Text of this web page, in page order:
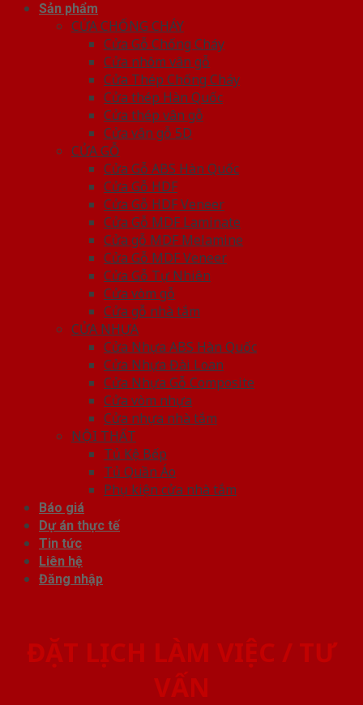
Sản phẩm
CỬA CHỐNG CHÁY
Cửa Gỗ Chống Cháy
Cửa nhôm vân gỗ
Cửa Thép Chống Cháy
Cửa thép Hàn Quốc
Cửa thép vân gỗ
Cửa vân gỗ 5D
CỬA GỖ
Cửa Gỗ ABS Hàn Quốc
Cửa Gỗ HDF
Cửa Gỗ HDF Veneer
Cửa Gỗ MDF Laminate
Cửa gỗ MDF Melamine
Cửa Gỗ MDF Veneer
Cửa Gỗ Tự Nhiên
Cửa vòm gỗ
Cửa gỗ nhà tắm
CỬA NHỰA
Cửa Nhựa ABS Hàn Quốc
Cửa Nhựa Đài Loan
Cửa Nhựa Gỗ Composite
Cửa vòm nhựa
Cửa nhựa nhà tắm
NỘI THẤT
Tủ Kệ Bếp
Tủ Quần Áo
Phụ kiện cửa nhà tắm
Báo giá
Dự án thực tế
Tin tức
Liên hệ
Đăng nhập
ĐẶT LỊCH LÀM VIỆC / TƯ
VẤN